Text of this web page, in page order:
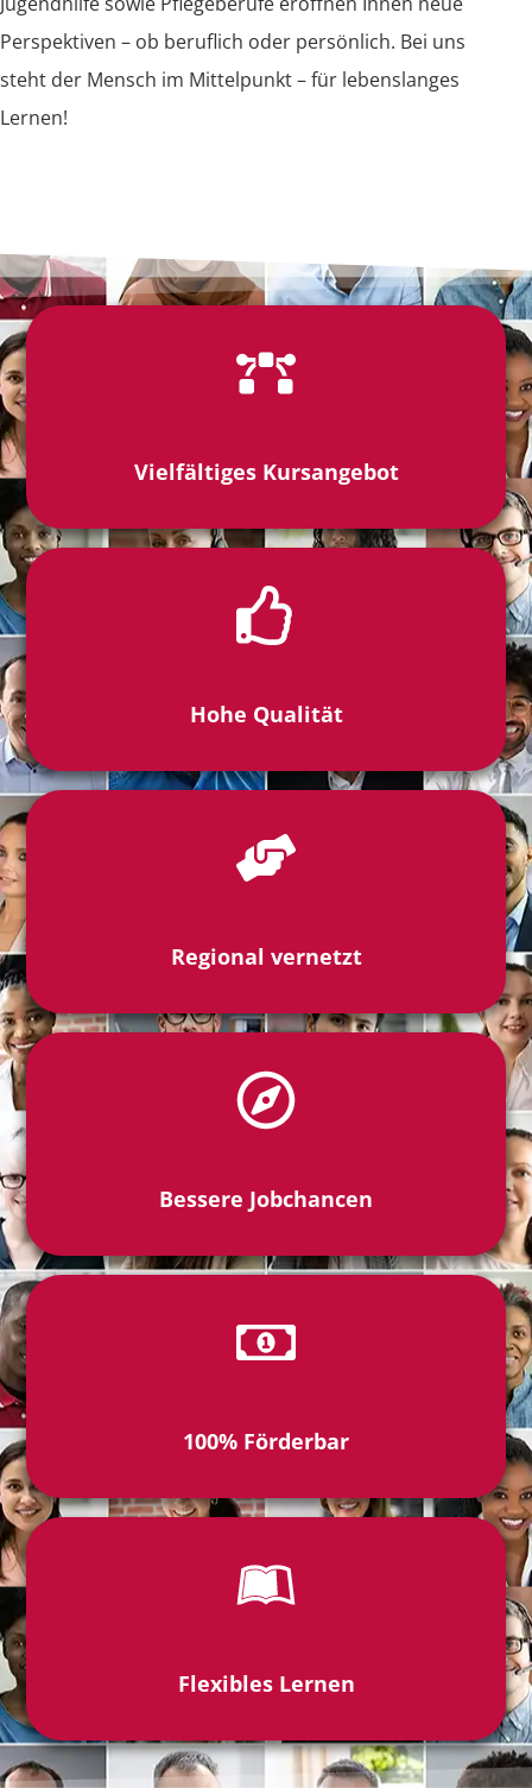
Perspektiven – ob beruflich oder persönlich. Bei uns
steht der Mensch im Mittelpunkt – für lebenslanges
Lernen!
Vielfältiges Kursangebot
Hohe Qualität
Regional vernetzt
Bessere Jobchancen
100% Förderbar
Flexibles Lernen